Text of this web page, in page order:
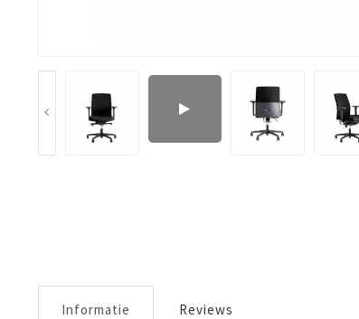
Informatie Reviews